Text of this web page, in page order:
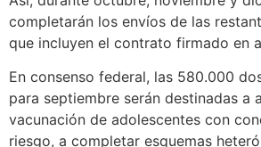
completarán los envíos de las
que incluyen el contrato firmado en
En consenso federal, las 580.000
para septiembre serán destinadas a
vacunación de adolescentes con
riesgo, a completar esquemas